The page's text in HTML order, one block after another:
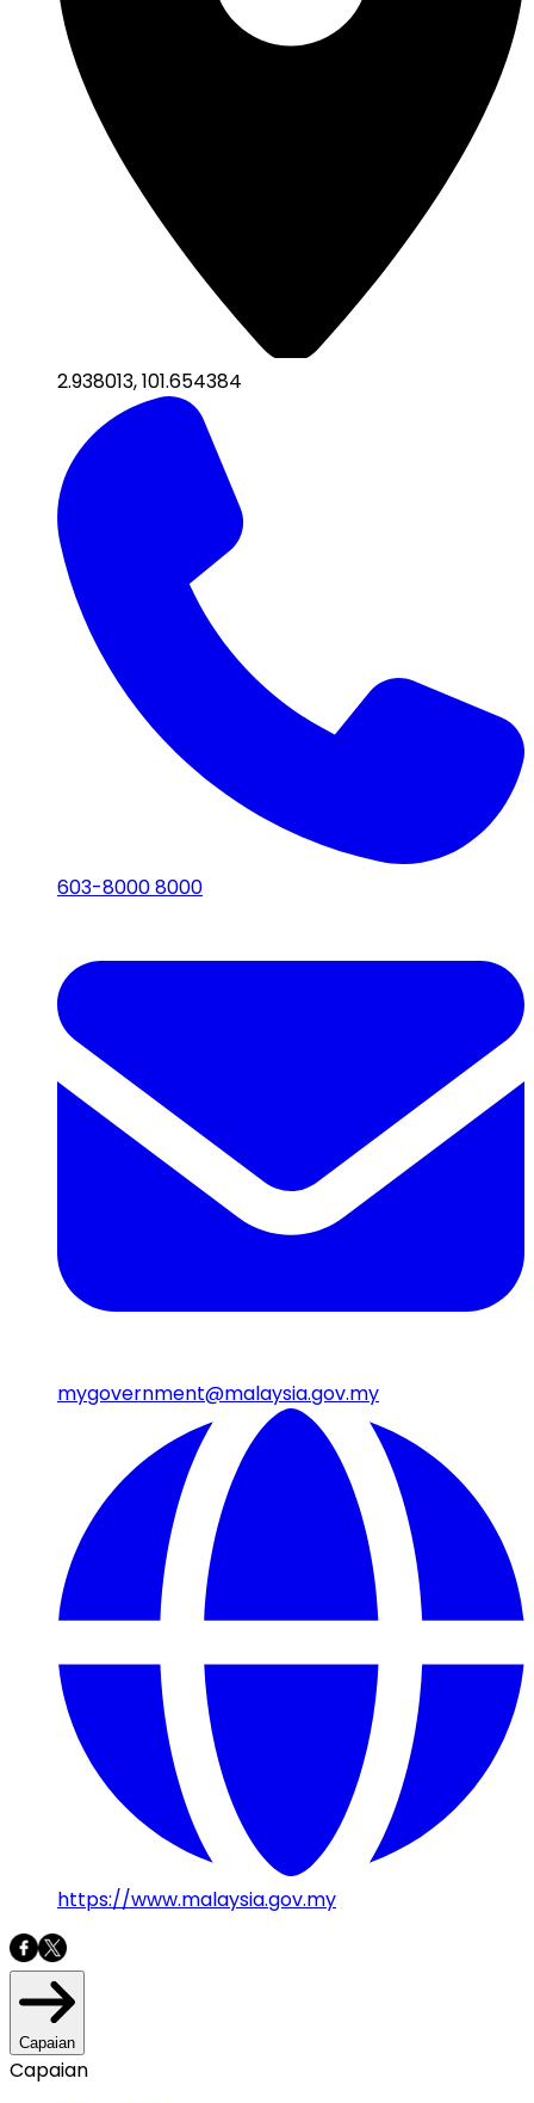
2.938013,101.654384
603-8000 8000
mygovernment@malaysia.gov.my
https://www.malaysia.gov.my
Capaian
Capaian